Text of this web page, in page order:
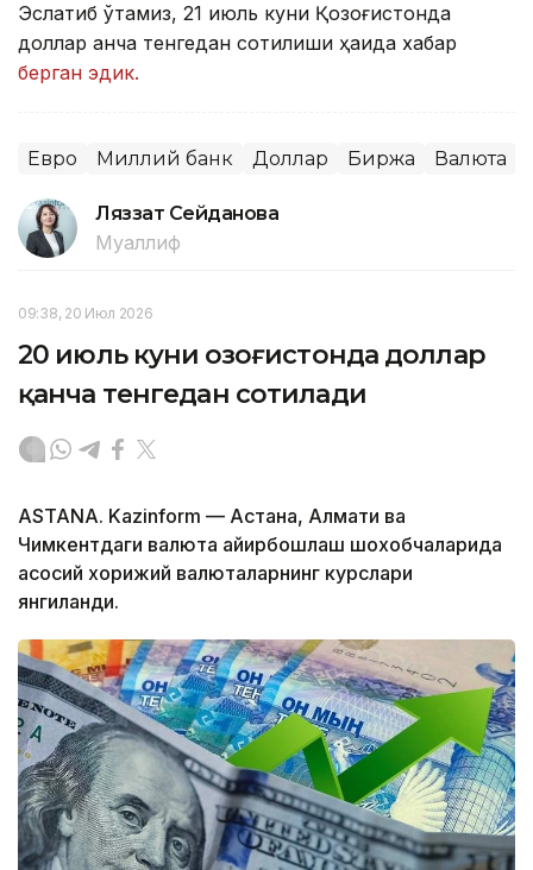
Эслатиб ўтамиз, 21 июль куни Қозоғистонда
доллар қанча тенгедан сотилиши ҳақида хабар
берган эдик.
Евро Миллий банк Доллар Биржа Валюта
Ляззат Сейданова
Муаллиф
09:38, 20 Июл 2026
20 июль куни Қозоғистонда доллар
қанча тенгедан сотилади
ASTANA. Kazinform — Астана, Алмати ва
Чимкентдаги валюта айирбошлаш шохобчаларида
асосий хорижий валюталарнинг курслари
янгиланди.